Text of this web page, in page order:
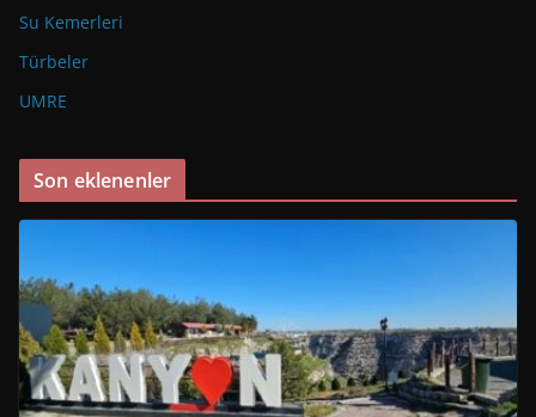
Su Kemerleri
Türbeler
UMRE
Son eklenenler